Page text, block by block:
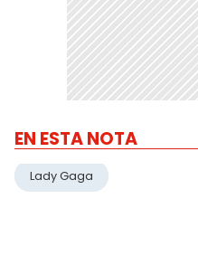
EN ESTA NOTA
Lady Gaga